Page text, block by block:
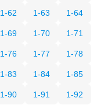
1-62 1-63 1-64
1-69 1-70 1-71
1-76 1-77 1-78
1-83 1-84 1-85
1-90 1-91 1-92